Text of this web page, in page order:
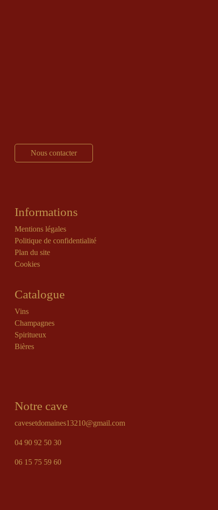
Nous contacter
Informations
Mentions légales
Politique de confidentialité
Plan du site
Cookies
Catalogue
Vins
Champagnes
Spiritueux
Bières
Notre cave
cavesetdomaines13210@gmail.com
04 90 92 50 30
06 15 75 59 60